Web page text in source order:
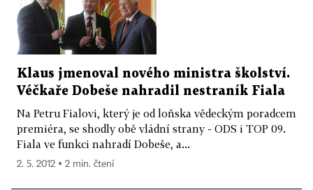
Klaus jmenoval nového ministra školství.
Véčkaře Dobeše nahradil nestraník Fiala
Na Petru Fialovi, který je od loňska vědeckým poradcem
premiéra, se shodly obě vládní strany - ODS i TOP 09.
Fiala ve funkci nahradí Dobeše, a...
2. 5. 2012 ▪ 2 min. čtení